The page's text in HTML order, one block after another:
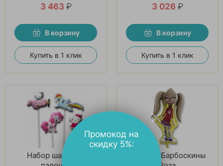
3 463 ₽
В корзину
Купить в 1 клик
3 026 ₽
В корзину
Купить в 1 клик
Набор шаров на
ФИГУРА Барбоскины
Промокод на
скидку 5%: